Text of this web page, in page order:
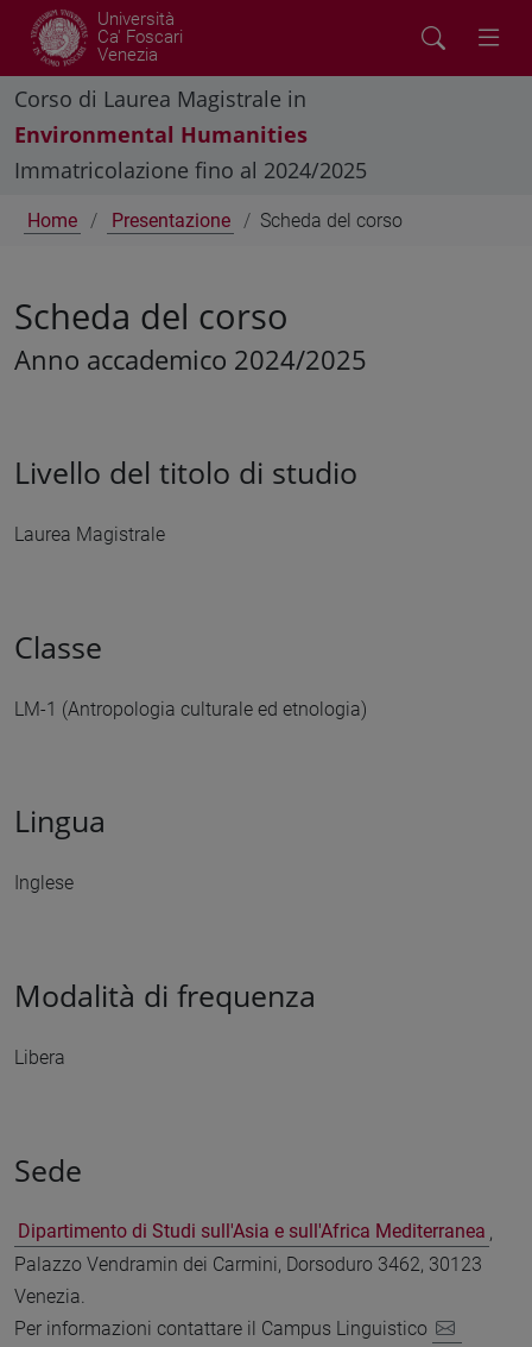
Università
Ca' Foscari
Venezia
Corso di Laurea Magistrale in
Environmental Humanities
Immatricolazione fino al 2024/2025
Home Presentazione Scheda del corso
Scheda del corso
Anno accademico 2024/2025
Livello del titolo di studio
Laurea Magistrale
Classe
LM-1 (Antropologia culturale ed etnologia)
Lingua
Inglese
Modalità di frequenza
Libera
Sede
Dipartimento di Studi sull'Asia e sull'Africa Mediterranea ,
Palazzo Vendramin dei Carmini, Dorsoduro 3462, 30123
Venezia.
Per informazioni contattare il Campus Linguistico